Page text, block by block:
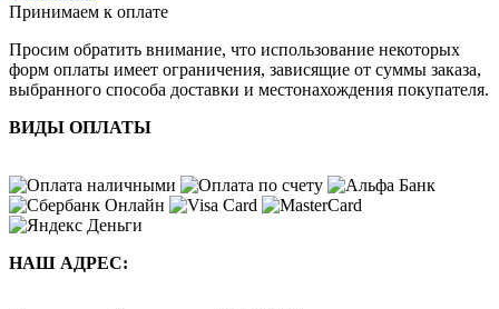
Принимаем к оплате
Просим обратить внимание, что использование некоторых
форм оплаты имеет ограничения, зависящие от суммы заказа,
выбранного способа доставки и местонахождения покупателя.
ВИДЫ ОПЛАТЫ
НАШ АДРЕС: